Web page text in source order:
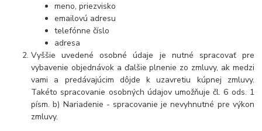
meno, priezvisko
emailovú adresu
telefónne číslo
adresa
Vyššie uvedené osobné údaje je nutné spracovať pre
vybavenie objednávok a ďalšie plnenie zo zmluvy, ak medzi
vami a predávajúcim dôjde k uzavretiu kúpnej zmluvy.
Takéto spracovanie osobných údajov umožňuje čl. 6 ods. 1
písm. b) Nariadenie - spracovanie je nevyhnutné pre výkon
zmluvy.